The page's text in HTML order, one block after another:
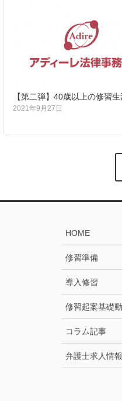
【第二弾】40歳以上の修習生
2021年9月27日
HOME
修習準備
導入修習
修習起案基礎
コラム記事
弁護士求人情